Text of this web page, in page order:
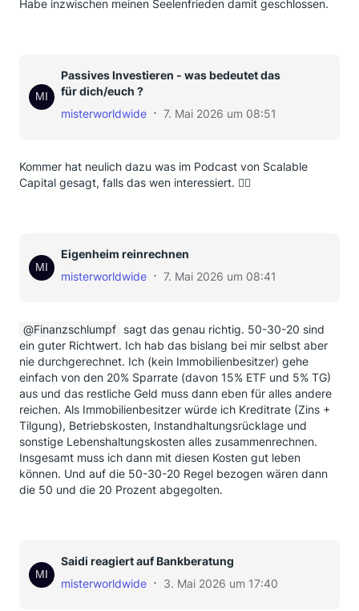
Habe inzwischen meinen Seelenfrieden damit geschlossen.
Passives Investieren - was bedeutet das
für dich/euch ?
misterworldwide
7. Mai 2026 um 08:51
Kommer hat neulich dazu was im Podcast von Scalable
Capital gesagt, falls das wen interessiert. ✌🏼
Eigenheim reinrechnen
misterworldwide
7. Mai 2026 um 08:41
Finanzschlumpf sagt das genau richtig. 50-30-20 sind
ein guter Richtwert. Ich hab das bislang bei mir selbst aber
nie durchgerechnet. Ich (kein Immobilienbesitzer) gehe
einfach von den 20% Sparrate (davon 15% ETF und 5% TG)
aus und das restliche Geld muss dann eben für alles andere
reichen. Als Immobilienbesitzer würde ich Kreditrate (Zins +
Tilgung), Betriebskosten, Instandhaltungsrücklage und
sonstige Lebenshaltungskosten alles zusammenrechnen.
Insgesamt muss ich dann mit diesen Kosten gut leben
können. Und auf die 50-30-20 Regel bezogen wären dann
die 50 und die 20 Prozent abgegolten.
Saidi reagiert auf Bankberatung
misterworldwide
3. Mai 2026 um 17:40